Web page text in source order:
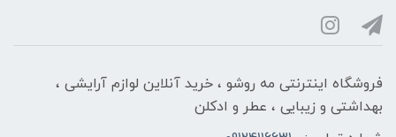
فروشگاه اینترنتی مه‌ رو‌شو ، خرید آنلاین لوازم آرایشی ،
بهداشتی و زیبایی ، عطر و ادکلن